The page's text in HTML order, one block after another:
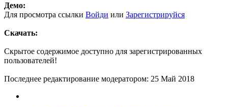
Демо:
Для просмотра ссылки Войди или Зарегистрируйся
Скачать:
Скрытое содержимое доступно для зарегистрированных
пользователей!
Последнее редактирование модератором: 25 Май 2018